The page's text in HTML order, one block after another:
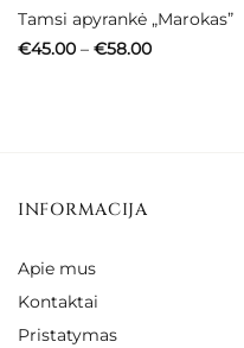
Tamsi apyrankė „Marokas”
€45.00 – €58.00Price
INFORMACIJA
Apie mus
Kontaktai
Pristatymas